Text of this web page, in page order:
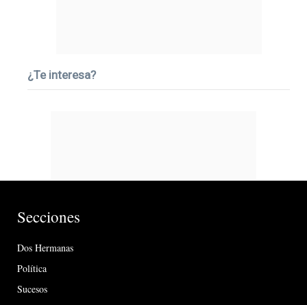
¿Te interesa?
Secciones
Dos Hermanas
Política
Sucesos